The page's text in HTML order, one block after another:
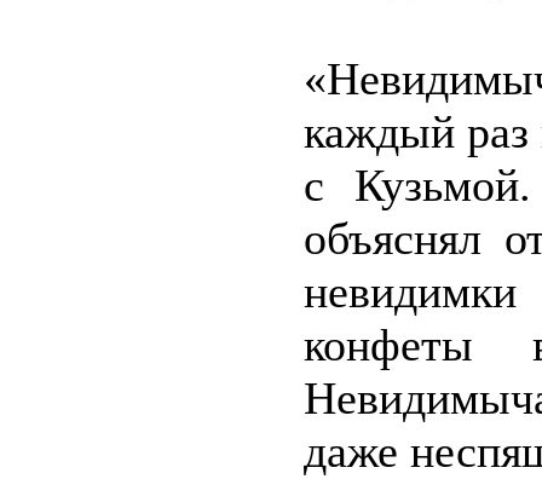
каждый раз
с
объяснял
конфеты
даже